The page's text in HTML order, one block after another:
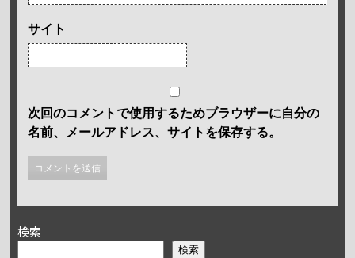
サイト
次回のコメントで使用するためブラウザーに自分の
名前、メールアドレス、サイトを保存する。
検索
検索